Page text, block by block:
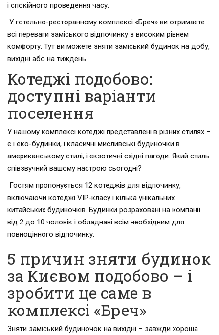
і спокійного проведення часу.
У готельно-ресторанному комплексі «Бреч» ви отримаєте
всі переваги заміського відпочинку з високим рівнем
комфорту. Тут ви можете зняти заміський будинок на добу,
вихідні або на тиждень.
Котеджі подобово:
доступні варіанти
поселення
У нашому комплексі котеджі представлені в різних стилях –
є і еко-будинки, і класичні мисливські будиночки в
американському стилі, і екзотичні східні пагоди. Який стиль
співзвучний вашому настрою сьогодні?
Гостям пропонується 12 котеджів для відпочинку,
включаючи котеджі VIP-класу і кілька унікальних
китайських будиночків. Будинки розраховані на компанії
від 2 до 10 чоловік і обладнані всім необхідним для
повноцінного відпочинку.
5 причин зняти будинок
за Києвом подобово – і
зробити це саме в
комплексі «Бреч»
Зняти заміський будиночок на вихідні – завжди хороша